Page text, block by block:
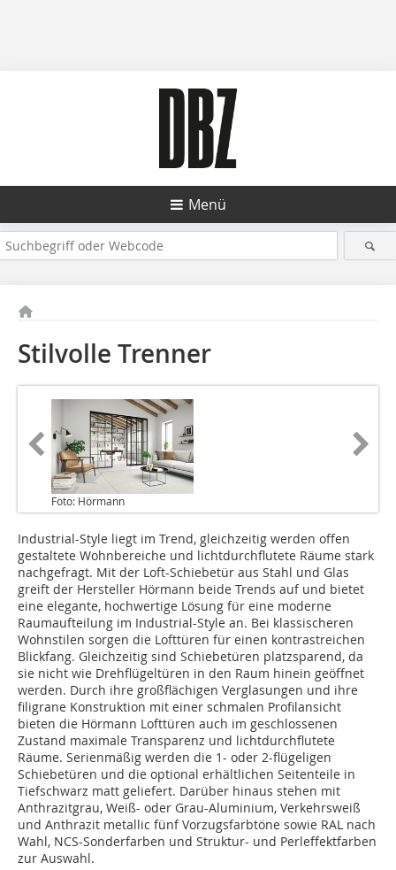
Menü
Stilvolle Trenner
Foto: Hörmann
Industrial-Style liegt im Trend, gleichzeitig werden offen
gestaltete Wohnbereiche und lichtdurchflutete Räume stark
nachgefragt. Mit der Loft-Schiebetür aus Stahl und Glas
greift der Hersteller Hörmann beide Trends auf und bietet
eine elegante, hochwertige Lösung für eine moderne
Raumaufteilung im Industrial-Style an. Bei klassi­scheren
Wohnstilen sorgen die Lofttüren für einen kontrastreichen
Blickfang. Gleichzeitig sind Schiebetüren platzsparend, da
sie nicht wie Drehflügeltüren in den Raum hinein geöffnet
werden. Durch ihre großflächigen Verglasungen und ihre
filigrane Konstruktion mit einer schmalen Profilansicht
bieten die Hörmann Lofttüren auch im geschlossenen
Zustand maximale Transparenz und lichtdurchflutete
Räume. Serienmäßig werden die 1- oder 2-flügeligen
Schiebetüren und die optional erhältlichen Seitenteile in
Tiefschwarz matt geliefert. Darüber hinaus stehen mit
Anthrazitgrau, Weiß- oder Grau-Aluminium, Verkehrsweiß
und Anthrazit metallic fünf Vorzugsfarb­töne sowie RAL nach
Wahl, NCS-Sonderfarben und Struktur- und Perleffektfarben
zur Auswahl.